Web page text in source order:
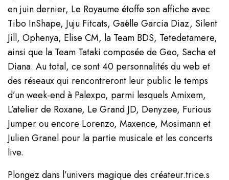
en juin dernier, Le Royaume étoffe son affiche avec
Tibo InShape, Juju Fitcats, Gaëlle Garcia Diaz, Silent
Jill, Ophenya, Elise CM, la Team BDS, Tetedetamere,
ainsi que la Team Tataki composée de Geo, Sacha et
Diana. Au total, ce sont 40 personnalités du web et
des réseaux qui rencontreront leur public le temps
d’un week-end à Palexpo, parmi lesquels Amixem,
L’atelier de Roxane, Le Grand JD, Denyzee, Furious
Jumper ou encore Lorenzo, Maxence, Mosimann et
Julien Granel pour la partie musicale et les concerts
live.
Plongez dans l’univers magique des créateur.trice.s